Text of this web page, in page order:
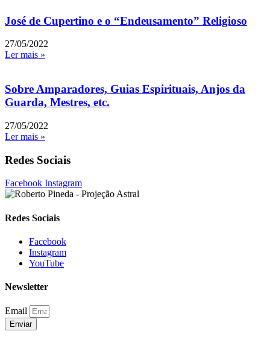
José de Cupertino e o “Endeusamento” Religioso
27/05/2022
Ler mais »
Sobre Amparadores, Guias Espirituais, Anjos da
Guarda, Mestres, etc.
27/05/2022
Ler mais »
Redes Sociais
Facebook Instagram
Redes Sociais
Facebook
Instagram
YouTube
Newsletter
Email
Enviar